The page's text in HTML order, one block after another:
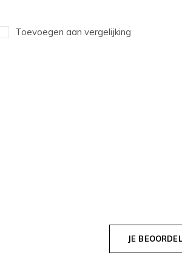
Toevoegen aan vergelijking
JE